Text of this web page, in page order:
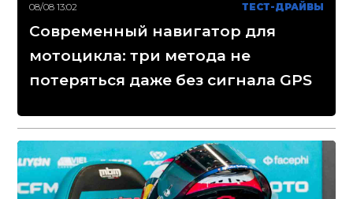
08/08 13:02 ТЕСТ-ДРАЙВЫ
Современный навигатор для
мотоцикла: три метода не
потеряться даже без сигнала GPS